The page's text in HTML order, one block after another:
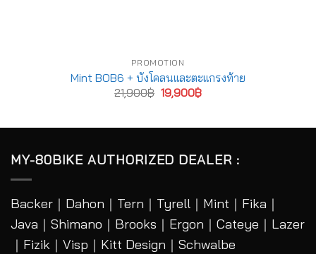
PROMOTION
Mint BOB6 + บังโคลนและตะแกรงท้าย
21,900฿ Original
price
19,900฿Current
MY-80BIKE AUTHORIZED DEALER :
Backer ｜ Dahon ｜ Tern ｜ Tyrell ｜ Mint ｜ Fika ｜
Java ｜ Shimano ｜ Brooks ｜ Ergon ｜ Cateye ｜ Lazer
｜Fizik｜Visp｜Kitt Design｜ Schwalbe